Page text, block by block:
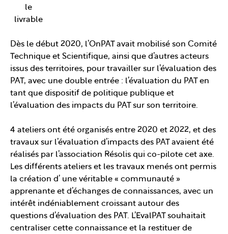
le
livrable
Dès le début 2020, l’OnPAT avait mobilisé son Comité
Technique et Scientifique, ainsi que d’autres acteurs
issus des territoires, pour travailler sur l’évaluation des
PAT, avec une double entrée : l’évaluation du PAT en
tant que dispositif de politique publique et
l’évaluation des impacts du PAT sur son territoire.
4 ateliers ont été organisés entre 2020 et 2022, et des
travaux sur l’évaluation d’impacts des PAT avaient été
réalisés par l’association Résolis qui co-pilote cet axe.
Les différents ateliers et les travaux menés ont permis
la création d’ une véritable « communauté »
apprenante et d’échanges de connaissances, avec un
intérêt indéniablement croissant autour des
questions d’évaluation des PAT. L’EvalPAT souhaitait
centraliser cette connaissance et la restituer de